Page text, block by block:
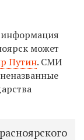
информация
может
Путин. СМИ